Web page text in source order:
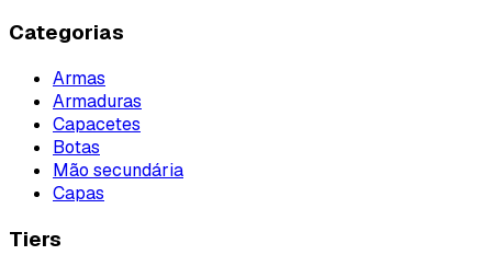
Categorias
Armas
Armaduras
Capacetes
Botas
Mão secundária
Capas
Tiers